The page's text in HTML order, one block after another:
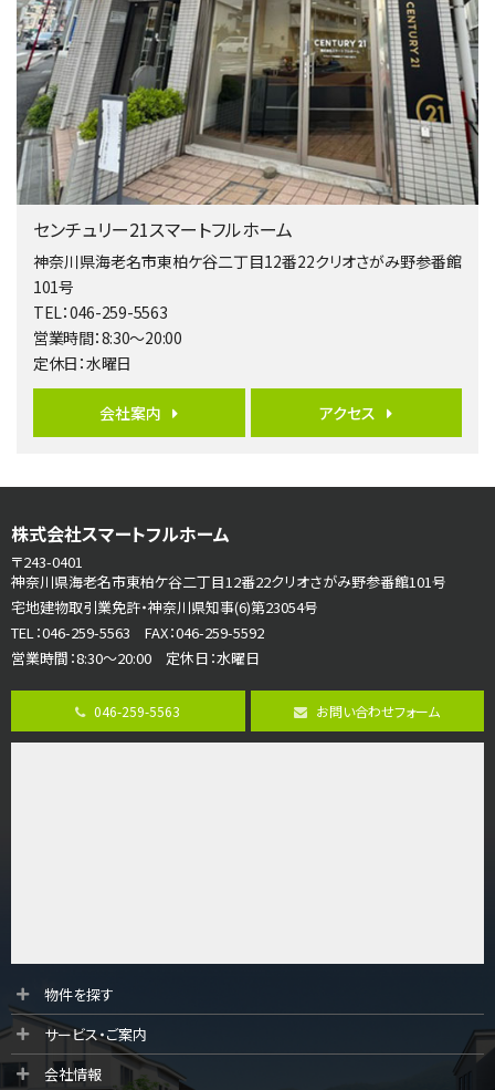
第4位
3,680万円
4ＳＬＤＫ
海老名駅
バ15分・歩1分
リビングダイニング部分の床暖房完備 車並列2台駐…
第5位
3,598万円
バ11分・ 歩6分
全棟ＬＤＫは16帖の4ＬＤＫ！食器洗い乾燥機や浴…
第6位
4ＬＤＫ
桜ヶ丘駅
さがみ野駅
歩17分
ご家族が集まるLDKは１７．５帖とゆとりある広さ…
第8位
3,680万円
4ＬＤＫ
橋本駅
第10位
3,990万円
古淵駅
センチュリー21スマートフルホーム
神奈川県海老名市東柏ケ谷二丁目12番22クリオさがみ野参番館
101号
TEL：046-259-5563
営業時間：8:30～20:00
定休日：水曜日
会社案内 アクセス
株式会社スマートフルホーム
〒243-0401
神奈川県海老名市東柏ケ谷二丁目12番22クリオさがみ野参番館101号
宅地建物取引業免許・神奈川県知事(6)第23054号
TEL：046-259-5563 FAX：046-259-5592
営業時間：8:30～20:00 定休日：水曜日
046-259-5563 お問い合わせフォーム
物件を探す
サービス・ご案内
会社情報